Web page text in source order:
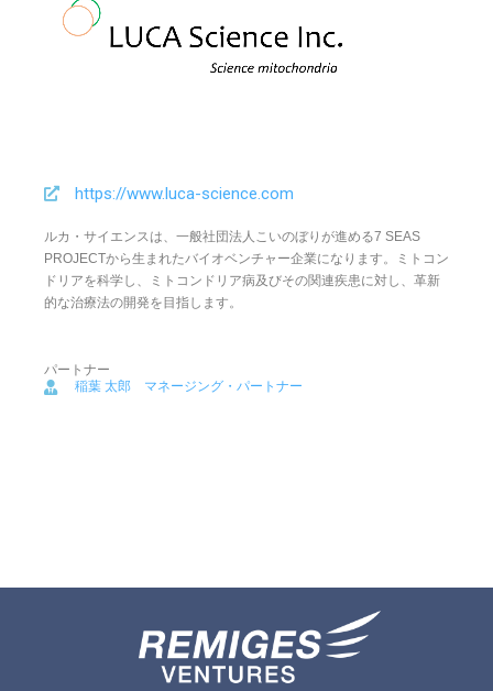
https://www.luca-science.com
ルカ・サイエンスは、一般社団法人こいのぼりが進める7 SEAS
PROJECTから生まれたバイオベンチャー企業になります。ミトコン
ドリアを科学し、ミトコンドリア病及びその関連疾患に対し、革新
的な治療法の開発を目指します。
パートナー
稲葉 太郎 マネージング・パートナー